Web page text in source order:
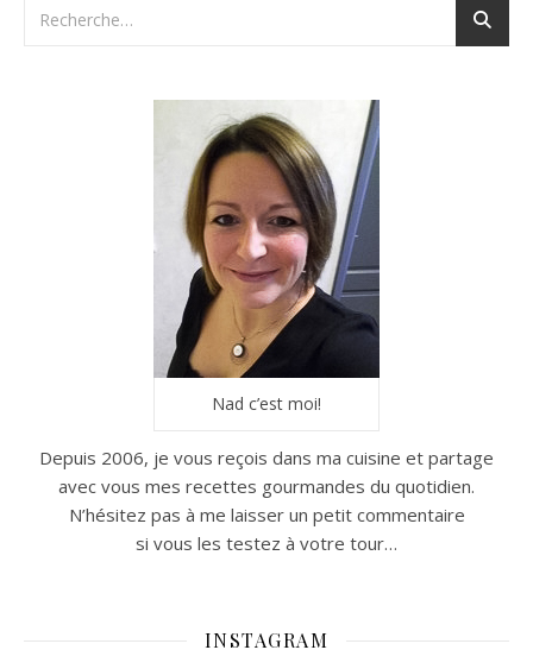
Nad c’est moi!
Depuis 2006, je vous reçois dans ma cuisine et partage
avec vous mes recettes gourmandes du quotidien.
N’hésitez pas à me laisser un petit commentaire
si vous les testez à votre tour…
INSTAGRAM